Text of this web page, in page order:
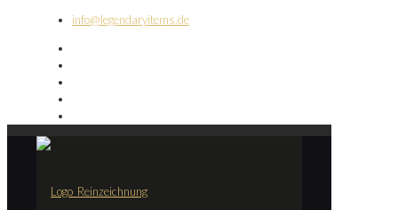
info@legendaryitems.de